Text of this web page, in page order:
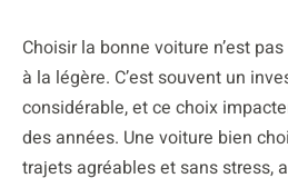
Choisir la bonne voiture n’est
à la légère. C’est souvent un
considérable, et ce choix
des années. Une voiture bien
trajets agréables et sans stress,